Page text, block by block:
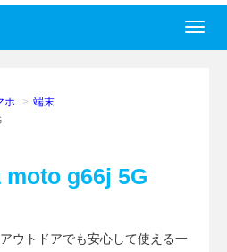
T
o
ホ
端末
g66j 5G
ウトドアでも安心して使える一